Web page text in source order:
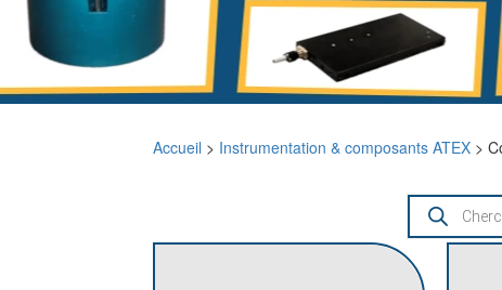
Accueil > Instrumentation & composants ATEX >